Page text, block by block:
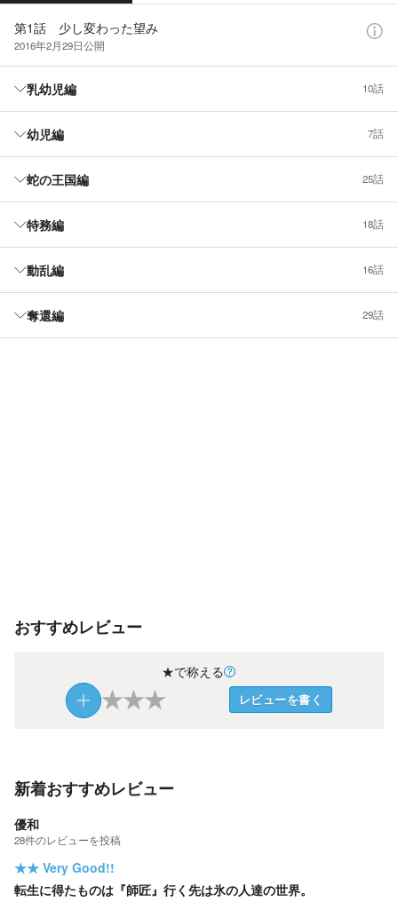
第1話 少し変わった望み
2016年2月29日公開
乳幼児編 10話
幼児編 7話
蛇の王国編 25話
特務編 18話
動乱編 16話
奪還編 29話
おすすめレビュー
★で称える
★★★ レビューを書く
新着おすすめレビュー
優和
28件のレビューを投稿
★★ Very Good!!
転生に得たものは『師匠』行く先は氷の人達の世界。